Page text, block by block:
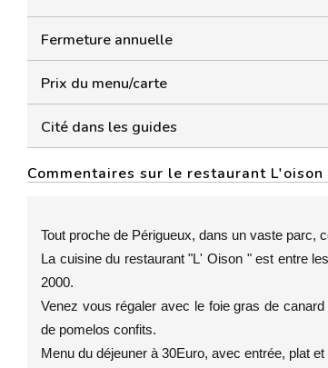
Fermeture annuelle
Prix du menu/carte
Cité dans les guides
Commentaires sur le restaurant L'oison
Tout proche de Périgueux, dans un vaste parc,
La cuisine du restaurant "L' Oison " est entre
2000.
Venez vous régaler avec le foie gras de
de pomelos confits.
Menu du déjeuner à 30Euro, avec entrée, plat